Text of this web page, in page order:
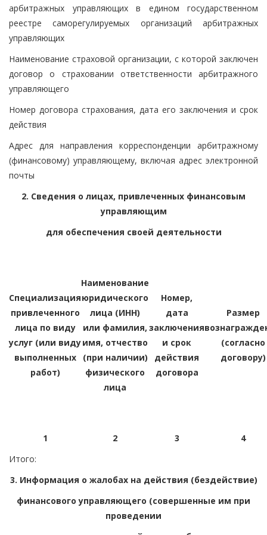
арбитражных управляющих в едином государственном
реестре саморегулируемых организаций арбитражных
управляющих
Наименование страховой организации, с которой заключен
договор о страховании ответственности арбитражного
управляющего
Номер договора страхования, дата его заключения и срок
действия
Адрес для направления корреспонденции арбитражному
(финансовому) управляющему, включая адрес электронной
почты
2. Сведения о лицах, привлеченных финансовым
управляющим
для обеспечения своей деятельности
Специализация
привлеченного
лица по виду
услуг (или виду
выполненных
работ)
Наименование
юридического
лица (ИНН)
или фамилия,
имя, отчество
(при наличии)
физического
лица
Номер,
дата
заключения
и срок
действия
договора
Размер
(согласно
договору)
1 2 3
4
Итого:
3. Информация о жалобах на действия (бездействие)
финансового управляющего (совершенные им при
проведении